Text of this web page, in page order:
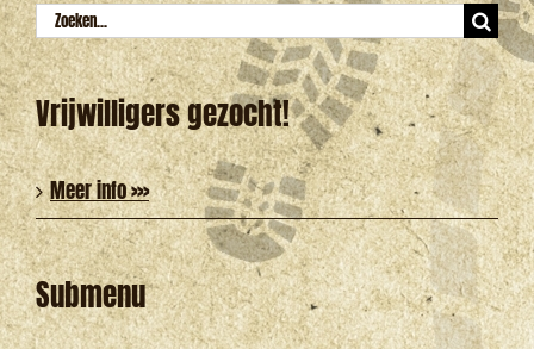
Zoeken
naar:
Vrijwilligers gezocht!
Meer info >>>
Submenu